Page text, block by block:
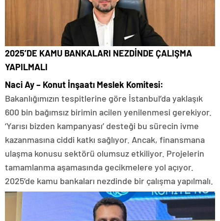
2025’DE KAMU BANKALARI NEZDİNDE ÇALIŞMA
YAPILMALI
Naci Ay – Konut İnşaatı Meslek Komitesi:
Bakanlığımızın tespitlerine göre İstanbul’da yaklaşık
600 bin bağımsız birimin acilen yenilenmesi gerekiyor.
‘Yarısı bizden kampanyası’ desteği bu sürecin ivme
kazanmasına ciddi katkı sağlıyor. Ancak, finansmana
ulaşma konusu sektörü olumsuz etkiliyor. Projelerin
tamamlanma aşamasında gecikmelere yol açıyor.
2025’de kamu bankaları nezdinde bir çalışma yapılmalı.